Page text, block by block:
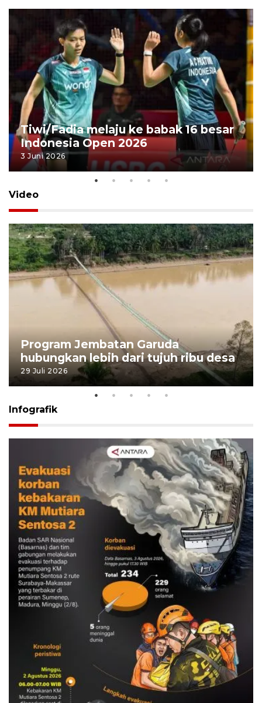
Tiwi/Fadia melaju ke babak 16 besar
Indonesia Open 2026
3 Juni 2026
Video
Program Jembatan Garuda
hubungkan lebih dari tujuh ribu desa
29 Juli 2026
Infografik